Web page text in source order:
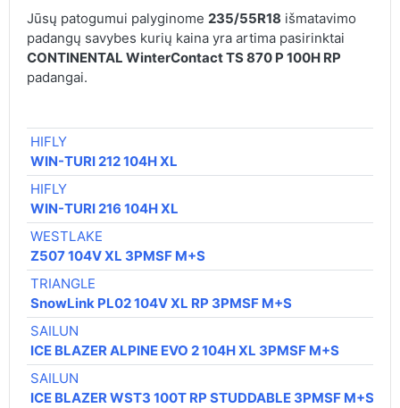
Jūsų patogumui palyginome 235/55R18 išmatavimo
padangų savybes kurių kaina yra artima pasirinktai
CONTINENTAL WinterContact TS 870 P 100H RP
padangai.
HIFLY
WIN-TURI 212 104H XL
HIFLY
WIN-TURI 216 104H XL
WESTLAKE
Z507 104V XL 3PMSF M+S
TRIANGLE
SnowLink PL02 104V XL RP 3PMSF M+S
SAILUN
ICE BLAZER ALPINE EVO 2 104H XL 3PMSF M+S
SAILUN
ICE BLAZER WST3 100T RP STUDDABLE 3PMSF M+S